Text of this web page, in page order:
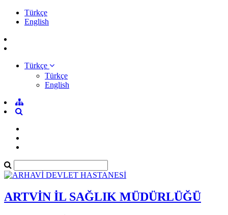
Türkçe
English
Türkçe
Türkçe
English
ARTVİN İL SAĞLIK MÜDÜRLÜĞÜ